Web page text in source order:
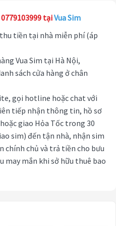
tạiVua Sim
tiền tại nhà miễn phí (áp
Vua Sim tại Hà Nội,
sách cửa hàng ở chân
gọi hotline hoặc chat với
tiếp nhận thông tin, hồ sơ
giao Hỏa Tốc trong 30
sim) đến tận nhà, nhận sim
chủ và trả tiền cho bưu
may mắn khi sở hữu thuê bao